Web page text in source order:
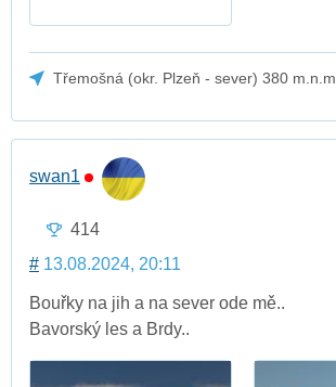
Třemošná (okr. Plzeň - sever) 380 m.n.m.
swan1
414
# 13.08.2024, 20:11
Bouřky na jih a na sever ode mě..
Bavorský les a Brdy..